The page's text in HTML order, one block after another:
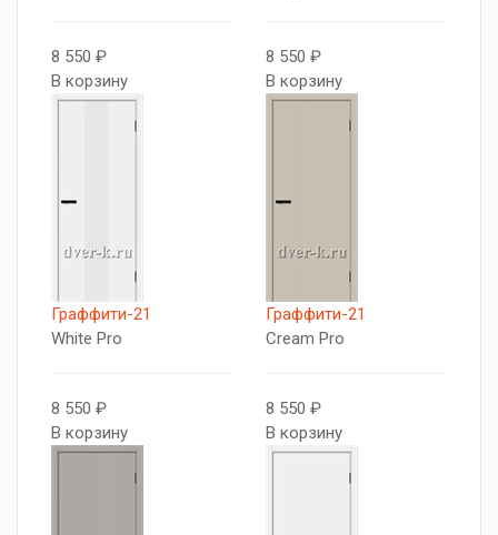
8 550 ₽
В корзину
8 550 ₽
В корзину
Граффити-21
White Pro
8 550 ₽
В корзину
Граффити-21
Cream Pro
8 550 ₽
В корзину